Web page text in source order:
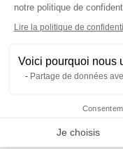
aluminium
Retrouvez toutes les
support de fixation en
notre politique de
Lire la politique de
Voici pourquoi nous
Partage de données
Je choisis